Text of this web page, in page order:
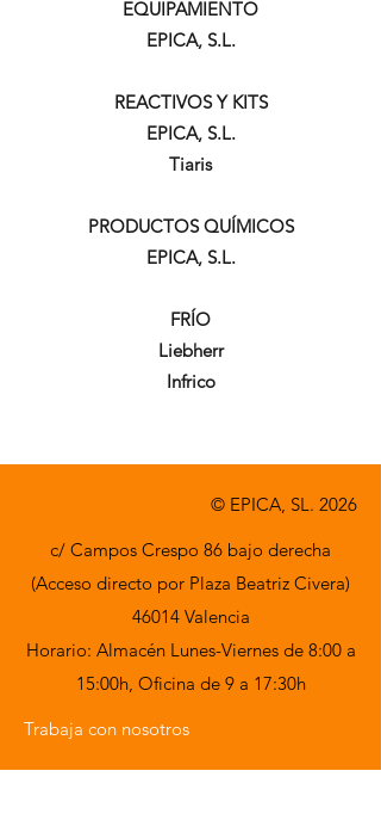
EQUIPAMIENTO
EPICA, S.L.
REACTIVOS Y KITS
EPICA, S.L.
Tiaris
PRODUCTOS QUÍMICOS
EPICA, S.L.
FRÍO
Liebherr
Infrico
© EPICA, SL. 2026
c/ Campos Crespo 86 bajo derecha
(Acceso directo por Plaza Beatriz Civera)
46014 Valencia
Horario: Almacén Lunes-Viernes de 8:00 a
15:00h, Oficina de 9 a 17:30h
Trabaja con nosotros